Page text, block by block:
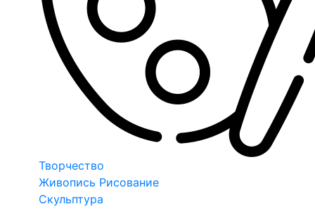
Творчество
Живопись Рисование
Скульптура